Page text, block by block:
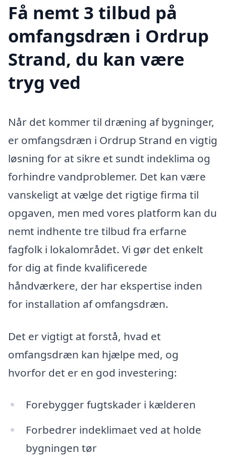
Få nemt 3 tilbud på
omfangsdræn i Ordrup
Strand, du kan være
tryg ved
Når det kommer til dræning af bygninger,
er omfangsdræn i Ordrup Strand en vigtig
løsning for at sikre et sundt indeklima og
forhindre vandproblemer. Det kan være
vanskeligt at vælge det rigtige firma til
opgaven, men med vores platform kan du
nemt indhente tre tilbud fra erfarne
fagfolk i lokalområdet. Vi gør det enkelt
for dig at finde kvalificerede
håndværkere, der har ekspertise inden
for installation af omfangsdræn.
Det er vigtigt at forstå, hvad et
omfangsdræn kan hjælpe med, og
hvorfor det er en god investering:
Forebygger fugtskader i kælderen
Forbedrer indeklimaet ved at holde
bygningen tør